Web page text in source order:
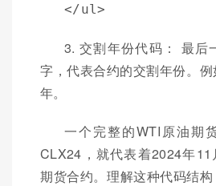
</ul>
3. 交割年份代码： 最后
字，代表合约的交割年份。例
年。
一个完整的WTI原油期
CLX24，就代表着2024年
期货合约。理解这种代码结